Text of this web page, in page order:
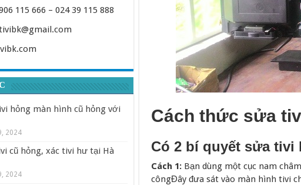
Cách thức sửa
Có 2 bí quyết sửa tivi
Cách 1:Bạn dùng một cục nam
côngĐây đưa sát vào màn hình tivi
115 666 – 024 39 115 888
hỏng màn hình cũ hỏng với
2024
cũ hỏng, xác tivi hư tại Hà
2024